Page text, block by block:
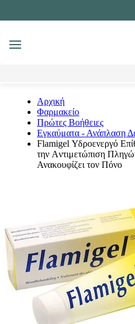
MENU
Αρχική
Φαρμακείο
Πρώτες Βοήθειες
Εγκαύματα - Ανάπλαση
Flamigel Υδροενεργό
την Aντιμετώπιση
Ανακουφίζει τον Πόνο